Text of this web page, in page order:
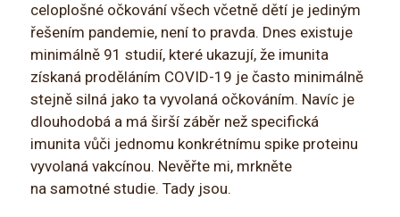
celoplošné očkování všech včetně dětí je jediným
řešením pandemie, není to pravda. Dnes existuje
minimálně 91 studií, které ukazují, že imunita
získaná proděláním COVID-19 je často minimálně
stejně silná jako ta vyvolaná očkováním. Navíc je
dlouhodobá a má širší záběr než specifická
imunita vůči jednomu konkrétnímu spike proteinu
vyvolaná vakcínou. Nevěřte mi, mrkněte
na samotné studie. Tady jsou.